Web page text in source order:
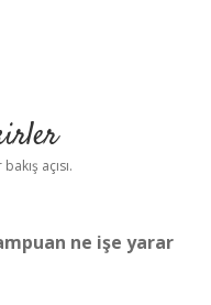
açısı.
ne işe yarar